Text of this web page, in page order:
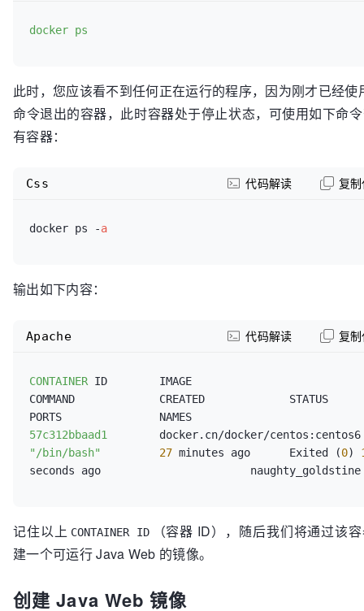
docker ps
此时，您应该看不到任何正在运行的程序，因为刚才已经使
命令退出的容器，此时容器处于停止状态，可使用如下命
有容器：
docker ps -a
Css 代码解读 复
输出如下内容：
CONTAINER ID        IMAGE
COMMAND             CREATED             STATUS
57c312bbaad1
"/bin/bash"
27 minutes ago      Exited (0)
Apache 代码解读 复
记住以上 CONTAINER ID
（容器 ID），随后我们将通过该
建一个可运行 Java Web 的镜像。
创建 Java Web 镜像